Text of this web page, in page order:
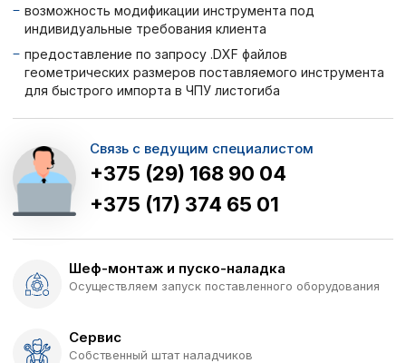
возможность модификации инструмента под
индивидуальные требования клиента
предоставление по запросу .DXF файлов
геометрических размеров поставляемого инструмента
для быстрого импорта в ЧПУ листогиба
Связь с ведущим специалистом
+375 (29) 168 90 04
+375 (17) 374 65 01
Шеф-монтаж и пуско-наладка
Осуществляем запуск поставленного оборудования
Сервис
Собственный штат наладчиков